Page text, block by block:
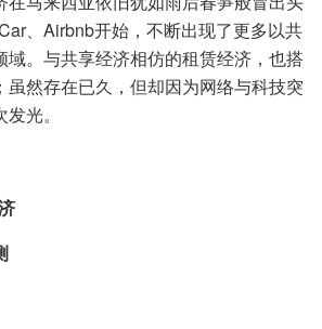
、Airbnb开始，不断出现了更多以共
域。与共享经济相仿的租赁经济，也搭
虽然存在已久，但却因为网络与科技突
光。